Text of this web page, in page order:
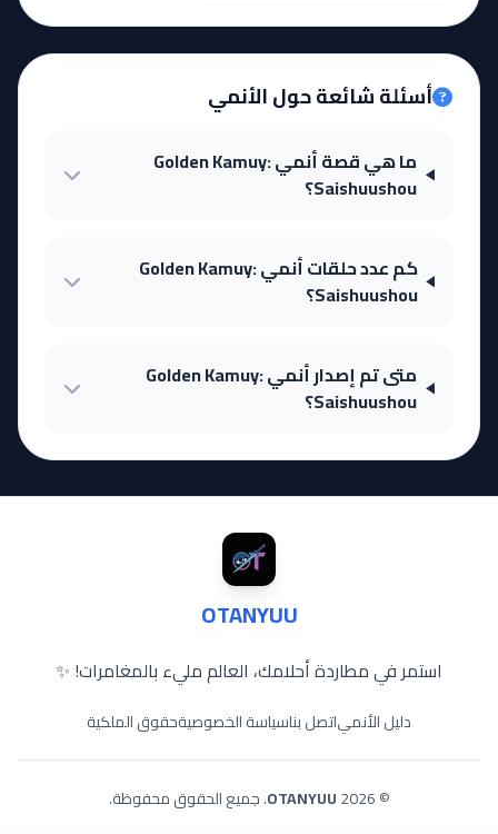
أسئلة شائعة حول الأنمي
ما هي قصة أنمي Golden Kamuy:
Saishuushou؟
كم عدد حلقات أنمي Golden Kamuy:
Saishuushou؟
متى تم إصدار أنمي Golden Kamuy:
Saishuushou؟
OTANYUU
استمر في مطاردة أحلامك، العالم مليء بالمغامرات! ✨
دليل الأنمياتصل بناسياسة الخصوصيةحقوق الملكية
© 2026
OTANYUU. جميع الحقوق محفوظة.